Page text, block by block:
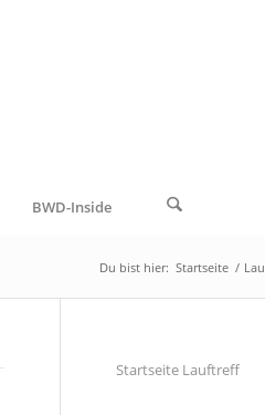
BWD-Inside
Du bist hier: Startseite /
Startseite Lauftreff